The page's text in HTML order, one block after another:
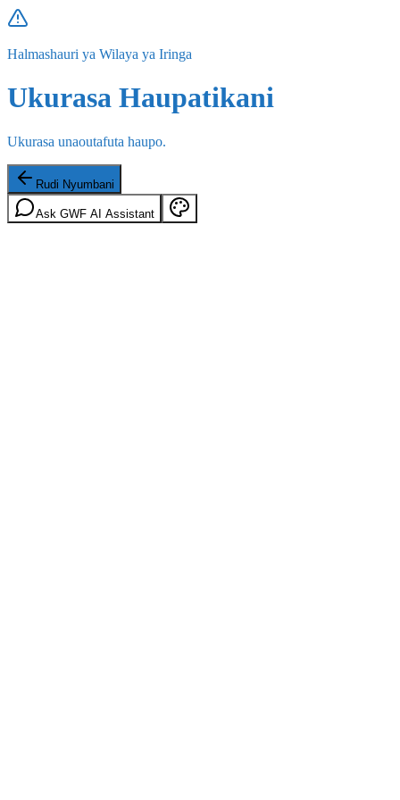
Halmashauri ya Wilaya ya Iringa
Ukurasa Haupatikani
Ukurasa unaoutafuta haupo.
Rudi Nyumbani
Ask GWF AI Assistant